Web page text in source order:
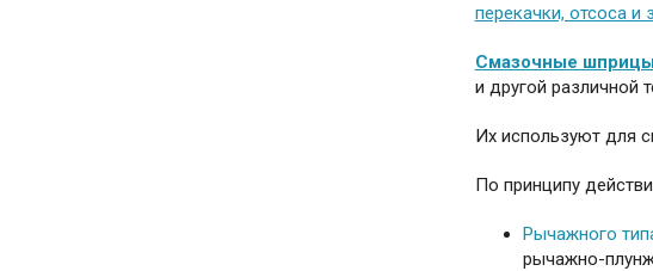
перекачки, отсоса и
Смазочные
и другой различной
Их используют для
По принципу
Рычажного
рычажно-